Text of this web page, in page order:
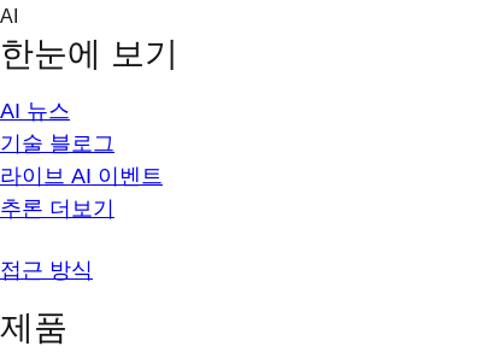
Skip
content
AI
한눈에 보기
AI 뉴스
기술 블로그
라이브 AI 이벤트
추론 더보기
접근 방식
제품